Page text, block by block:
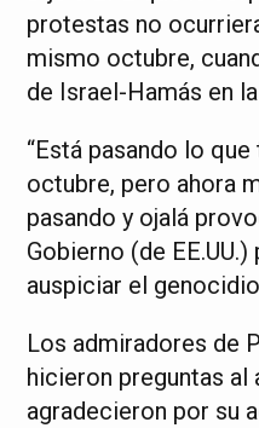
protestas no
mismo octubre,
de Israel-Hamás en
“Está pasando lo
octubre, pero ahora
pasando y ojalá
Gobierno (de
auspiciar el
Los admiradores de
hicieron preguntas
agradecieron por su